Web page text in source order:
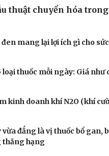
thuật chuyển hóa
mang lại lợi ích gì cho
loại thuốc mỗi ngày: Giá như
kinh doanh khí N2O (khí
vừa đắng là vị thuốc bổ gan,
thăng hạng